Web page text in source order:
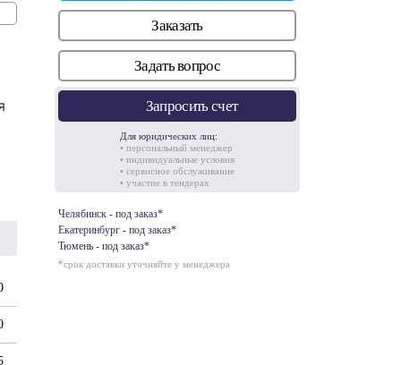
Заказать
Задать вопрос
Запросить счет
Для юридических лиц:
• персональный менеджер
• индивидуальные условия
• сервисное обслуживание
• участие в тендерах
Челябинск - под заказ*
Екатеринбург - под заказ*
Тюмень - под заказ*
*срок доставки уточняйте у менеджера